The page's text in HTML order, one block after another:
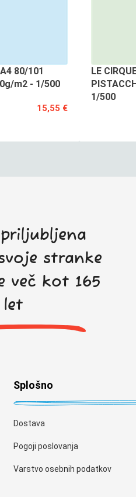
80/101
m2 - 1/500
15,55 €
LE
1/500
stranke
več kot 165
let
Splošno
Dostava
Pogoji poslovanja
Varstvo osebnih podatkov